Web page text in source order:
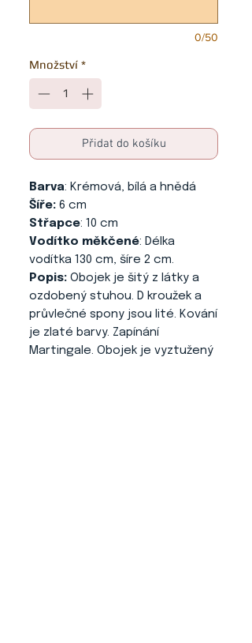
0/50
Množství *
Přidat do košíku
Barva: Krémová, bílá a hnědá
Šíře: 6 cm
Střapce: 10 cm
Vodítko měkčené: Délka
vodítka 130 cm, šíre 2 cm.
Popis: Obojek je šitý z látky a
ozdobený stuhou. D kroužek a
průvlečné spony jsou lité. Kování
je zlaté barvy. Zapínání
Martingale. Obojek je vyztužený